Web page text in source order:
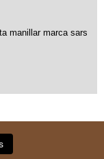
manillar marca sars